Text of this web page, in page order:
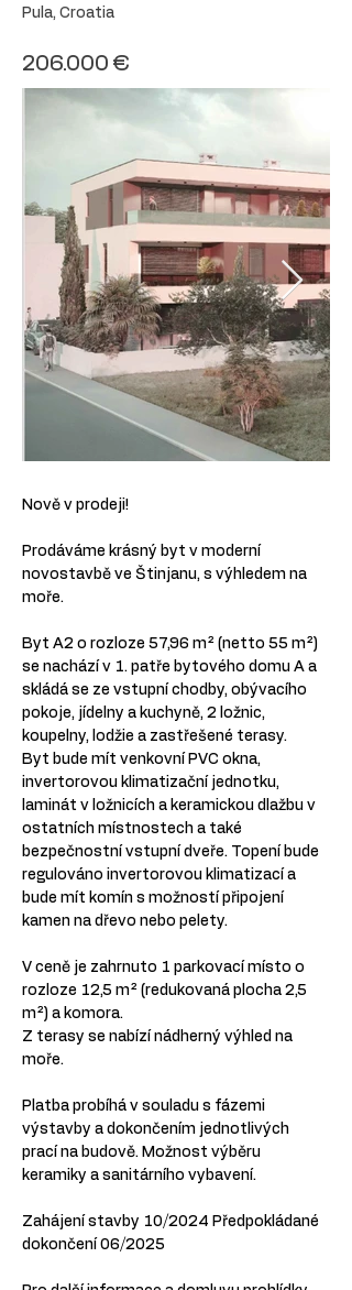
Pula, Croatia
206.000 €
Nově v prodeji!
Prodáváme krásný byt v moderní
novostavbě ve Štinjanu, s výhledem na
moře.
Byt A2 o rozloze 57,96 m² (netto 55 m²)
se nachází v 1. patře bytového domu A a
skládá se ze vstupní chodby, obývacího
pokoje, jídelny a kuchyně, 2 ložnic,
koupelny, lodžie a zastřešené terasy.
Byt bude mít venkovní PVC okna,
invertorovou klimatizační jednotku,
laminát v ložnicích a keramickou dlažbu v
ostatních místnostech a také
bezpečnostní vstupní dveře. Topení bude
regulováno invertorovou klimatizací a
bude mít komín s možností připojení
kamen na dřevo nebo pelety.
V ceně je zahrnuto 1 parkovací místo o
rozloze 12,5 m² (redukovaná plocha 2,5
m²) a komora.
Z terasy se nabízí nádherný výhled na
moře.
Platba probíhá v souladu s fázemi
výstavby a dokončením jednotlivých
prací na budově. Možnost výběru
keramiky a sanitárního vybavení.
Zahájení stavby 10/2024 Předpokládané
dokončení 06/2025